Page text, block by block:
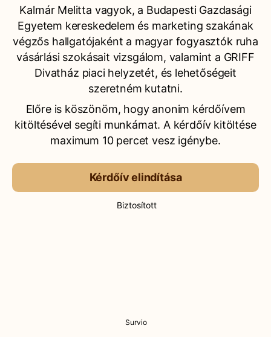
Kalmár Melitta vagyok, a Budapesti Gazdasági
Egyetem kereskedelem és marketing szakának
végzős hallgatójaként a magyar fogyasztók ruha
vásárlási szokásait vizsgálom, valamint a GRIFF
Divatház piaci helyzetét, és lehetőségeit
szeretném kutatni.
Előre is köszönöm, hogy anonim kérdőívem
kitöltésével segíti munkámat. A kérdőív kitöltése
maximum 10 percet vesz igénybe.
Kérdőív elindítása
Biztosított
Survio